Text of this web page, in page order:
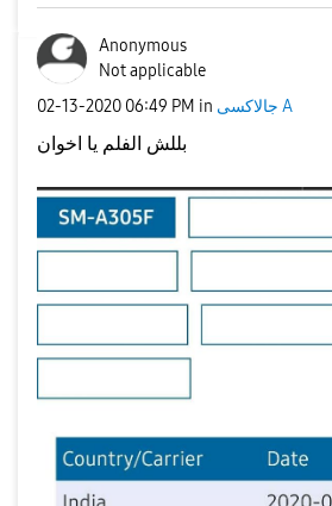
Anonymous
Not applicable
‎02-13-2020 06:49 PM in جالاكسى A
بللش الفلم يا اخوان